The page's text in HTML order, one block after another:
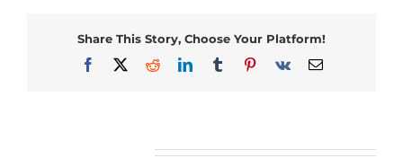
Share This Story, Choose Your Platform!
Facebook
X RedditLinkedInTumblrPinterest
Vk Email